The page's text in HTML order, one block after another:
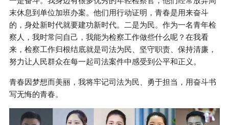
末休息到单位加班办案。他们用行动证明，青春是用来奋斗
的，身处新时代就要建功新时代。二是为民。作为一名青年检
察人，我时常问自己，我能为检察工作做些什么呢？在我看
来，检察工作归根结底就是司法为民、坚守职责、保持清廉，
努力让人民群众在每一起司法案件中感受到公平和正义。
青春因梦想而美丽，我将牢记司法为民、勇于担当，用奋斗书
写无悔的青春。